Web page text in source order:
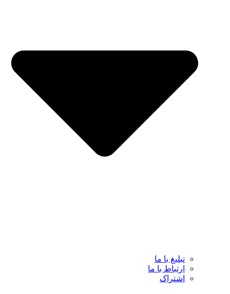
تبلیغ با ما
ارتباط با ما
اشتراک